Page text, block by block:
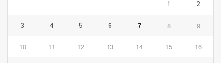
1 2
3 4 5 6 7 8 9
10 11 12 13 14 15 16